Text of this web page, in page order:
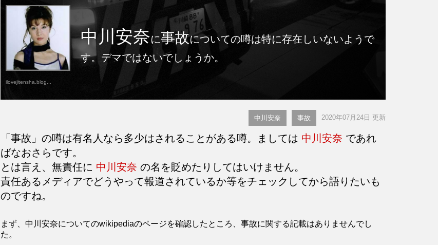
ilovejitensha.blog...
中川安奈に事故についての噂は特に存在しいないようで
す。デマではないでしょうか。
中川安奈 事故 2020年07月24日 更新
「事故」の噂は有名人なら多少はされることがある噂。ましては 中川安奈 であれ
ばなおさらです。
とは言え、無責任に 中川安奈 の名を貶めたりしてはいけません。
責任あるメディアでどうやって報道されているか等をチェックしてから語りたいも
のですね。
まず、中川安奈についてのwikipediaのページを確認したところ、事故に関する記載はありませんでし
た。